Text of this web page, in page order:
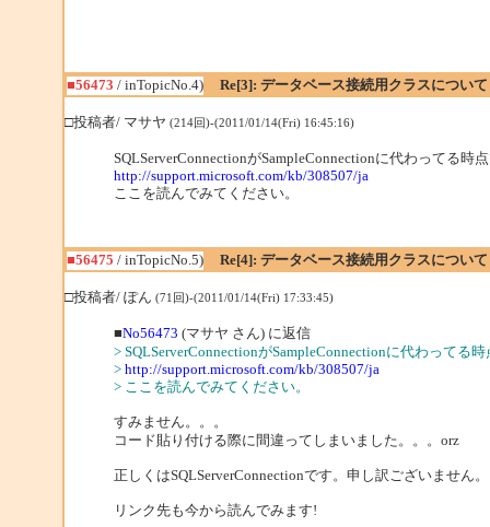
■56473 / inTopicNo.4) Re[3]: データベース接続用クラスについて
□投稿者/ マサヤ (214回)-(2011/01/14(Fri) 16:45:16)
SQLServerConnectionがSampleConnectionに代わってる
http://support.microsoft.com/kb/308507/ja
ここを読んでみてください。
■56475 / inTopicNo.5) Re[4]: データベース接続用クラスについて
□投稿者/ ぽん (71回)-(2011/01/14(Fri) 17:33:45)
■No56473 (マサヤ さん) に返信
> SQLServerConnectionがSampleConnectionに代わってる
> http://support.microsoft.com/kb/308507/ja
> ここを読んでみてください。
すみません。。。
コード貼り付ける際に間違ってしまいました。。。orz
正しくはSQLServerConnectionです。申し訳ございません。
リンク先も今から読んでみます!